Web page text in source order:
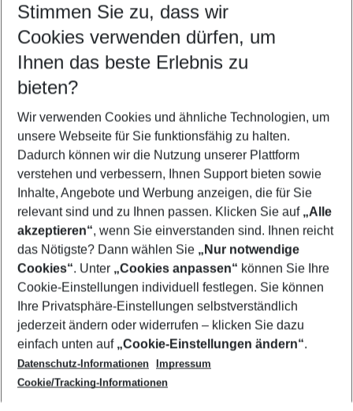
Abflughafen wählen
Beliebiger Abflughafen
Reisezeitraum wählen
09.08.26– 07.08.27 5-8 Nächte
2 Erwachsene Keine Kinder
Mehr Filter anzeigen
Footer
Footer navigation
Über uns
AGB
Cookie-Einstellungen ändern
Cookie-Richtlinie
Datenschutz
Service & Hilfe
Barrierefreies Reisen
Check-in
Folgen Sie uns
Stimmen Sie zu, dass wir
Cookies verwenden dürfen, um
Ihnen das beste Erlebnis zu
bieten?
Wir verwenden Cookies und ähnliche Technologien, um
unsere Webseite für Sie funktionsfähig zu halten.
Dadurch können wir die Nutzung unserer Plattform
verstehen und verbessern, Ihnen Support bieten sowie
Inhalte, Angebote und Werbung anzeigen, die für Sie
relevant sind und zu Ihnen passen. Klicken Sie auf „Alle
akzeptieren“, wenn Sie einverstanden sind. Ihnen reicht
das Nötigste? Dann wählen Sie „Nur notwendige
Cookies“. Unter „Cookies anpassen“ können Sie Ihre
Cookie-Einstellungen individuell festlegen. Sie können
Ihre Privatsphäre-Einstellungen selbstverständlich
jederzeit ändern oder widerrufen – klicken Sie dazu
einfach unten auf „Cookie-Einstellungen ändern“.
Datenschutz-Informationen
Impressum
Cookie/Tracking-Informationen